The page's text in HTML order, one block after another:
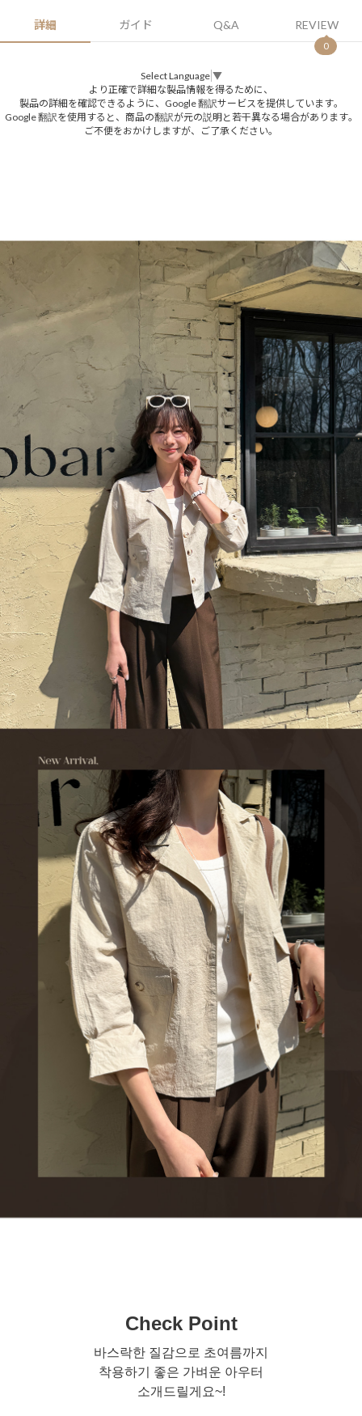
詳細 ガイド Q&A REVIEW
0
Select Language ▼
より正確で詳細な製品情報を得るために、
製品の詳細を確認できるように、Google 翻訳サービスを提供しています。
Google 翻訳を使用すると、商品の翻訳が元の説明と若干異なる場合があります。
ご不便をおかけしますが、ご了承ください。
Check Point
바스락한 질감으로 초여름까지
착용하기 좋은 가벼운 아우터
소개드릴게요~!